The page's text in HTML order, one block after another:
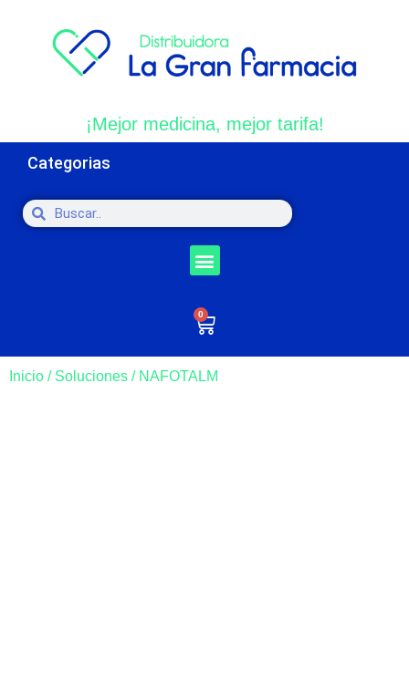
¡Mejor medicina, mejor tarifa!
Categorias
0
Inicio / Soluciones / NAFOTALM